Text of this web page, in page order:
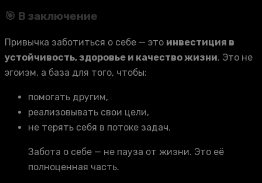
🎯 В заключение
Привычка заботиться о себе — это инвестиция в
устойчивость, здоровье и качество жизни. Это не
эгоизм, а база для того, чтобы:
помогать другим,
реализовывать свои цели,
не терять себя в потоке задач.
Забота о себе — не пауза от жизни. Это её
полноценная часть.